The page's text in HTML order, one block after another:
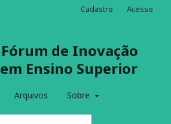
de Inovação
Ensino Superior
Arquivos Sobre
Cadastro Acesso